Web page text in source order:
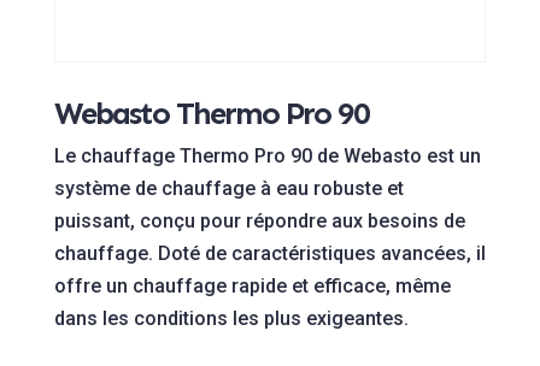
Webasto Thermo Pro 90
Le chauffage Thermo Pro 90 de Webasto est un
système de chauffage à eau robuste et
puissant, conçu pour répondre aux besoins de
chauffage. Doté de caractéristiques avancées, il
offre un chauffage rapide et efficace, même
dans les conditions les plus exigeantes.